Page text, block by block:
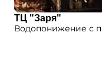
ТЦ "Заря"
Водопонижение с